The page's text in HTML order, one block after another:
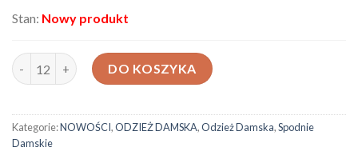
Stan: Nowy produkt
ilość Spodnie damskie AF920ND
DO KOSZYKA
Kategorie:NOWOŚCI,ODZIEŻ DAMSKA,Odzież Damska,Spodnie
Damskie